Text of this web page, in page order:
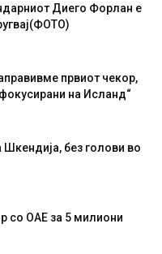
Диего Форлан е
првиот чекор,
на Исланд“
без голови во
со ОАЕ за 5 милиони